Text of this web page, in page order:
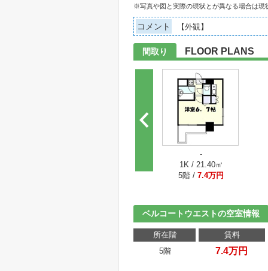
※写真や図と実際の現状とが異なる場合は現
コメント 【外観】
間取り FLOOR PLANS
-
1K / 21.40㎡
5階 / 7.4万円
ベルコートウエストの空室情報
所在階 賃料
5階
7.4万円